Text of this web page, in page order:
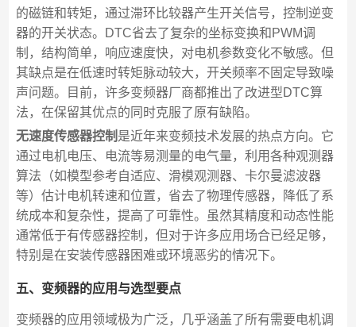
的磁链和转矩，通过滞环比较器产生开关信号，控制逆变
器的开关状态。DTC省去了复杂的坐标变换和PWM调
制，结构简单，响应速度快，对电机参数变化不敏感。但
其缺点是在低速时转矩脉动较大，开关频率不固定导致噪
声问题。目前，许多变频器厂商都推出了改进型DTC算
法，在保留其优点的同时克服了原有缺陷。
无速度传感器控制 是近年来变频技术发展的热点方向。它
通过电机电压、电流等易测量的电气量，利用各种观测器
算法（如模型参考自适应、滑模观测器、卡尔曼滤波器
等）估计电机转速和位置，省去了物理传感器，降低了系
统成本和复杂性，提高了可靠性。虽然其精度和动态性能
通常低于有传感器控制，但对于许多应用场合已经足够，
特别是在安装传感器困难或环境恶劣的情况下。
五、变频器的应用与选型要点
变频器的应用领域极为广泛，几乎涵盖了所有需要电机调